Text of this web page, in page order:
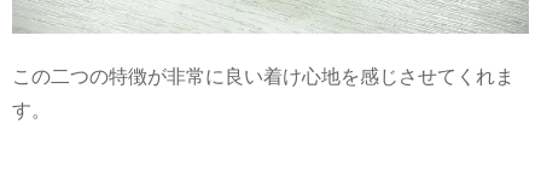
この二つの特徴が非常に良い着け心地を感じさせてくれま
す。